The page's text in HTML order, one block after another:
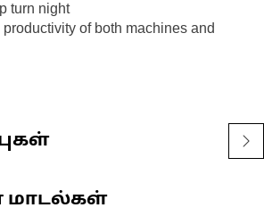
turn night
of both machines and
large and small machines
to other machines in your fleet, and